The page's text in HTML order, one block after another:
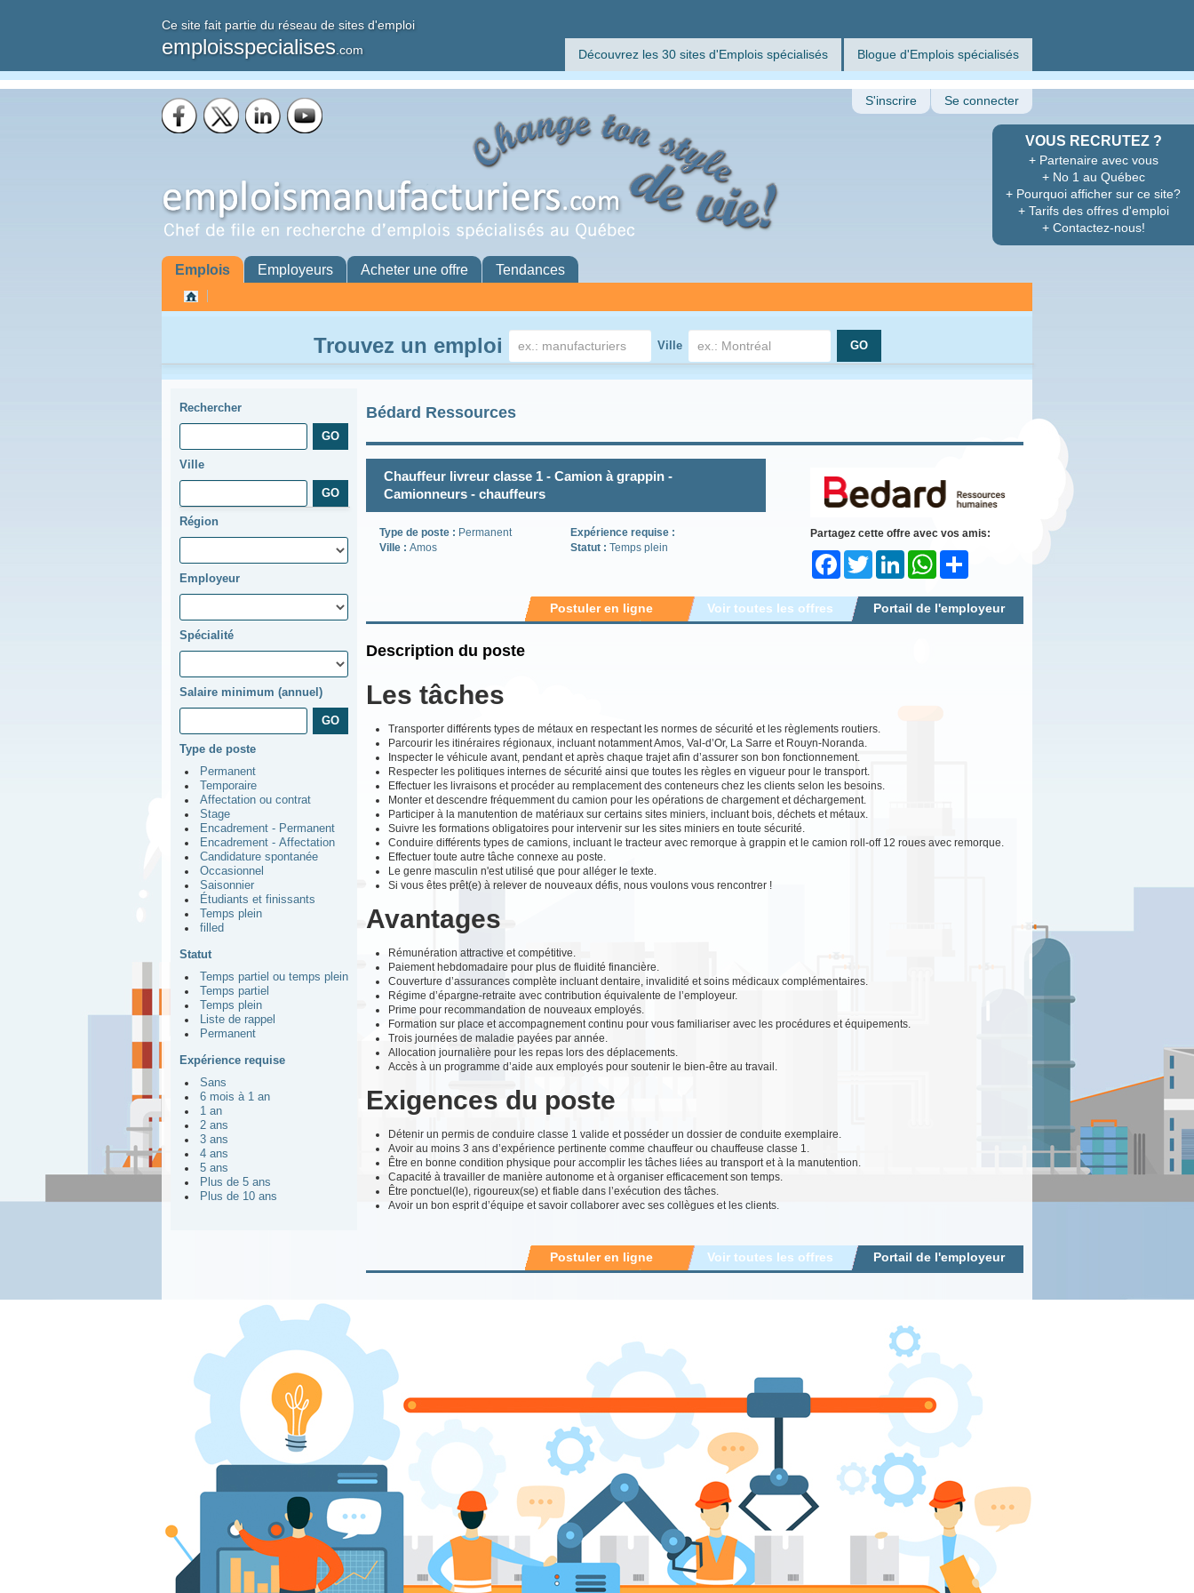
Ce site fait partie du réseau de sites d'emploi
emploisspecialises .com Découvrez les 30 sites d'Emplois spécialisés Blogue d'Emplois spécialisés
VOUS RECRUTEZ ?
+ Partenaire avec vous
+ No 1 au Québec
+ Pourquoi afficher sur ce site?
+ Tarifs des offres d'emploi
+ Contactez-nous!
S'inscrire Se connecter
Emplois Employeurs Acheter une offre Tendances
Trouvez un emploi Ville
Rechercher
Ville
Région
Employeur
Spécialité
Salaire minimum (annuel)
Type de poste
Permanent
Temporaire
Affectation ou contrat
Stage
Encadrement - Permanent
Encadrement - Affectation
Candidature spontanée
Occasionnel
Saisonnier
Étudiants et finissants
Temps plein
filled
Statut
Temps partiel ou temps plein
Temps partiel
Temps plein
Liste de rappel
Permanent
Expérience requise
Sans
6 mois à 1 an
1 an
2 ans
3 ans
4 ans
5 ans
Plus de 5 ans
Plus de 10 ans
Bédard Ressources
Chauffeur livreur classe 1 - Camion à grappin -
Camionneurs - chauffeurs
Type de poste : Permanent
Ville : Amos
Expérience requise :
Statut : Temps plein
Partagez cette offre avec vos amis:
FacebookTwitter LinkedInWhatsApp
Portail de l'employeur
Voir toutes les offres
Postuler en ligne
Description du poste
Les tâches
Transporter différents types de métaux en respectant les normes de sécurité et les règlements routiers.
Parcourir les itinéraires régionaux, incluant notamment Amos, Val-d’Or, La Sarre et Rouyn-Noranda.
Inspecter le véhicule avant, pendant et après chaque trajet afin d’assurer son bon fonctionnement.
Respecter les politiques internes de sécurité ainsi que toutes les règles en vigueur pour le transport.
Effectuer les livraisons et procéder au remplacement des conteneurs chez les clients selon les besoins.
Monter et descendre fréquemment du camion pour les opérations de chargement et déchargement.
Participer à la manutention de matériaux sur certains sites miniers, incluant bois, déchets et métaux.
Suivre les formations obligatoires pour intervenir sur les sites miniers en toute sécurité.
Conduire différents types de camions, incluant le tracteur avec remorque à grappin et le camion roll-off 12 roues avec remorque.
Effectuer toute autre tâche connexe au poste.
Le genre masculin n'est utilisé que pour alléger le texte.
Si vous êtes prêt(e) à relever de nouveaux défis, nous voulons vous rencontrer !
Avantages
Rémunération attractive et compétitive.
Paiement hebdomadaire pour plus de fluidité financière.
Couverture d’assurances complète incluant dentaire, invalidité et soins médicaux complémentaires.
Régime d’épargne-retraite avec contribution équivalente de l’employeur.
Prime pour recommandation de nouveaux employés.
Formation sur place et accompagnement continu pour vous familiariser avec les procédures et équipements.
Trois journées de maladie payées par année.
Allocation journalière pour les repas lors des déplacements.
Accès à un programme d’aide aux employés pour soutenir le bien-être au travail.
Exigences du poste
Détenir un permis de conduire classe 1 valide et posséder un dossier de conduite exemplaire.
Avoir au moins 3 ans d’expérience pertinente comme chauffeur ou chauffeuse classe 1.
Être en bonne condition physique pour accomplir les tâches liées au transport et à la manutention.
Capacité à travailler de manière autonome et à organiser efficacement son temps.
Être ponctuel(le), rigoureux(se) et fiable dans l’exécution des tâches.
Avoir un bon esprit d’équipe et savoir collaborer avec ses collègues et les clients.
Portail de l'employeur
Voir toutes les offres
Postuler en ligne